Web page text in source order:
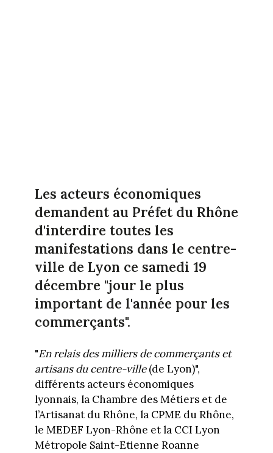
Les acteurs économiques
demandent au Préfet du Rhône
d'interdire toutes les
manifestations dans le centre-
ville de Lyon ce samedi 19
décembre "jour le plus
important de l'année pour les
commerçants".
"En relais des milliers de commerçants et
artisans du centre-ville(de Lyon)",
différents acteurs économiques
lyonnais, la Chambre des Métiers et de
l’Artisanat du Rhône, la CPME du Rhône,
le MEDEF Lyon-Rhône et la CCI Lyon
Métropole Saint-Etienne Roanne